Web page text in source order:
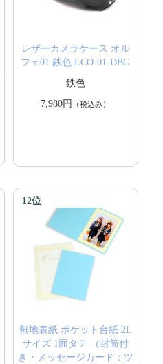
レザーカメラケース オル
フェ01 鉄色 LCO-01-DBG
鉄色
7,980円
（税込み）
12位
無地表紙 ポケット台紙 2L
サイズ 1面タテ （封筒付
き・メッセージカード：ツ